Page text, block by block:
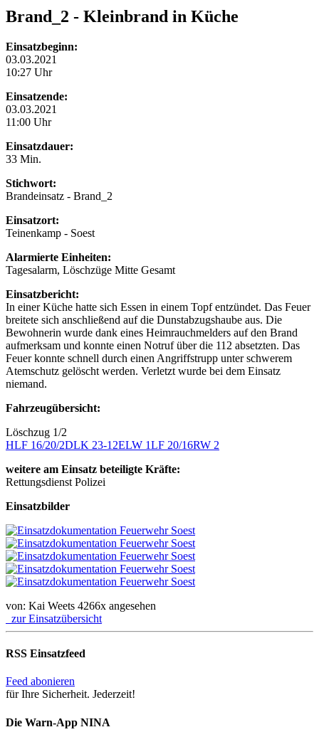
Brand_2 - Kleinbrand in Küche
Einsatzbeginn:
03.03.2021
10:27 Uhr
Einsatzende:
03.03.2021
11:00 Uhr
Einsatzdauer:
33 Min.
Stichwort:
Brandeinsatz - Brand_2
Einsatzort:
Teinenkamp - Soest
Alarmierte Einheiten:
Tagesalarm, Löschzüge Mitte Gesamt
Einsatzbericht:
In einer Küche hatte sich Essen in einem Topf entzündet. Das Feuer
breitete sich anschließend auf die Dunstabzugshaube aus. Die
Bewohnerin wurde dank eines Heimrauchmelders auf den Brand
aufmerksam und konnte einen Notruf über die 112 absetzten. Das
Feuer konnte schnell durch einen Angriffstrupp unter schwerem
Atemschutz gelöscht werden. Verletzt wurde bei dem Einsatz
niemand.
Fahrzeugübersicht:
Löschzug 1/2
HLF 16/20/2DLK 23-12ELW 1LF 20/16RW 2
weitere am Einsatz beteiligte Kräfte:
Rettungsdienst Polizei
Einsatzbilder
von: Kai Weets 4266x angesehen
zur Einsatzübersicht
RSS Einsatzfeed
Feed abonieren
für Ihre Sicherheit. Jederzeit!
Die Warn-App NINA